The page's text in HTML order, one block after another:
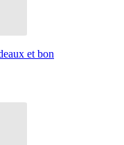
et bon